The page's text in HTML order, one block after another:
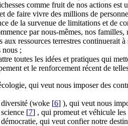
comme fruit de nos actions
de faire vivre des millions de
de la survenue de limitations et de
par nous-mêmes, nos
aux ressources terrestres continuerait
nous ;
toutes les idées et pratiques qui
et le renforcement récent de
qui veut nous imposer des
(woke [6] ), qui veut nous
[7] , qui promeut et véhicule les
qui veut confier notre